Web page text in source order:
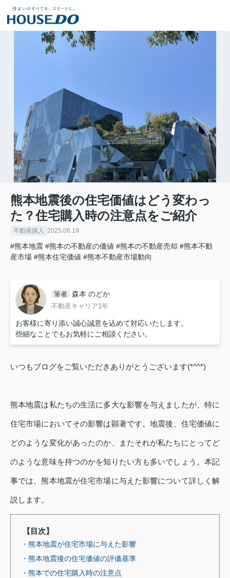
熊本地震後の住宅価値はどう変わっ
た？住宅購入時の注意点をご紹介
不動産購入 2025.06.19
#熊本地震 #熊本の不動産の価値 #熊本の不動産売却 #熊本不動
産市場 #熊本住宅価値 #熊本不動産市場動向
筆者 森本 のどか
不動産キャリア1年
お客様に寄り添い誠心誠意を込めて対応いたします。
些細なことでもお気軽にご相談ください。
いつもブログをご覧いただきありがとうございます(*^^*)
熊本地震は私たちの生活に多大な影響を与えましたが、特に
住宅市場においてその影響は顕著です。地震後、住宅価値に
どのような変化があったのか、またそれが私たちにとってど
のような意味を持つのかを知りたい方も多いでしょう。本記
事では、熊本地震が住宅市場に与えた影響について詳しく解
説します。
【目次】
・熊本地震が住宅市場に与えた影響
・熊本地震後の住宅価値の評価基準
・熊本での住宅購入時の注意点